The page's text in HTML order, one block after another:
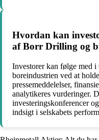
Hvordan kan
af Borr Drilling og
Investorer kan følge med
boreindustrien ved at
pressemeddelelser,
analytikeres vurderinger.
investeringskonferencer
indsigt i selskabets